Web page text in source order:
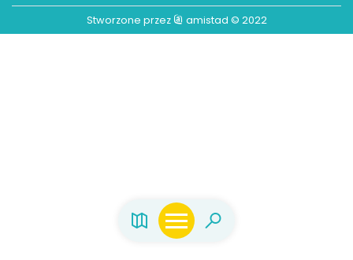
Stworzone przez amistad © 2022